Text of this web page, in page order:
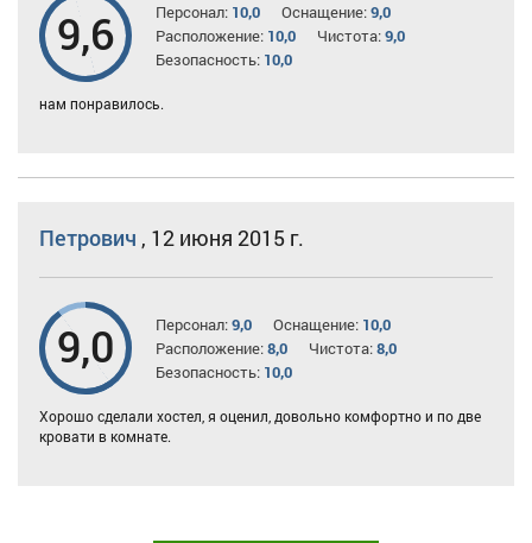
9,6 Персонал: 10,0 Оснащение:9,0
Расположение: 10,0 Чистота:9,0
Безопасность: 10,0
нам понравилось.
Петрович , 12 июня 2015 г.
9,0 Персонал:9,0 Оснащение: 10,0
Расположение:8,0 Чистота:8,0
Безопасность: 10,0
Хорошо сделали хостел, я оценил, довольно комфортно и по две
кровати в комнате.